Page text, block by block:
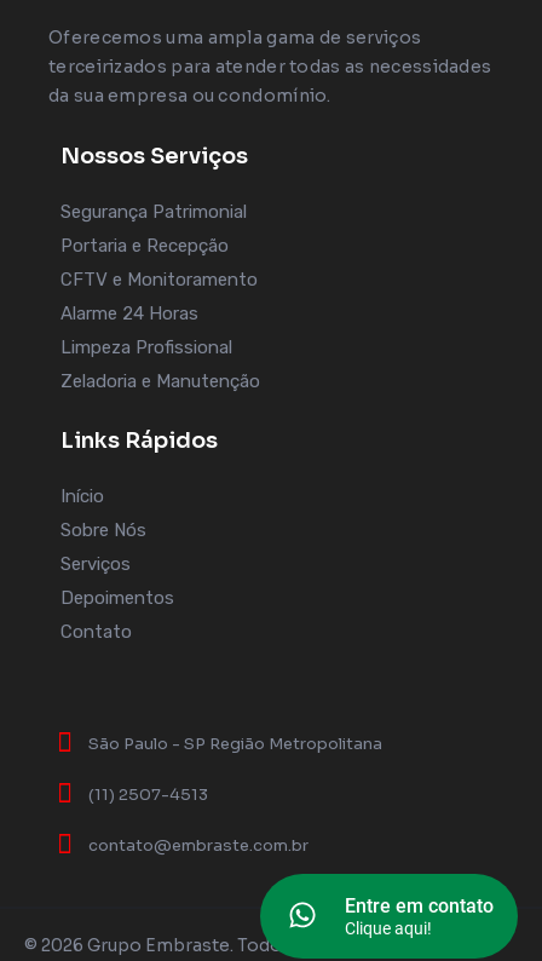
Oferecemos uma ampla gama de serviços
terceirizados para atender todas as necessidades
da sua empresa ou condomínio.
Nossos Serviços
Segurança Patrimonial
Portaria e Recepção
CFTV e Monitoramento
Alarme 24 Horas
Limpeza Profissional
Zeladoria e Manutenção
Links Rápidos
Início
Sobre Nós
Serviços
Depoimentos
Contato
São Paulo - SP Região Metropolitana
(11) 2507-4513
contato@embraste.com.br
© 2026 Grupo Embraste. Todos os direitos reservados.
Entre em contato
Clique aqui!